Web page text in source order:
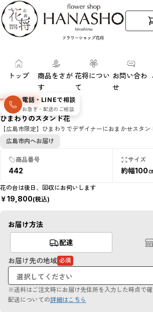
トップ
商品をさが
す
花将につい
て
お問い合わ
せ
ひまわりのスタンド花
【広島市限定】ひまわりでデザイナーにおまかせスタン
広島市内へお届け
商品番号
442
サイズ
約幅100
花の台は後日、回収にお伺いします
￥19,800(税込)
お届け方法
配達
お届け先の地域 必須
（必
須
項
目）
※送料はご注文時にお届け先住所を入力した時点で確
配送についての詳細はこちら
電話・LINEで相談
お急ぎ・配送のご相談